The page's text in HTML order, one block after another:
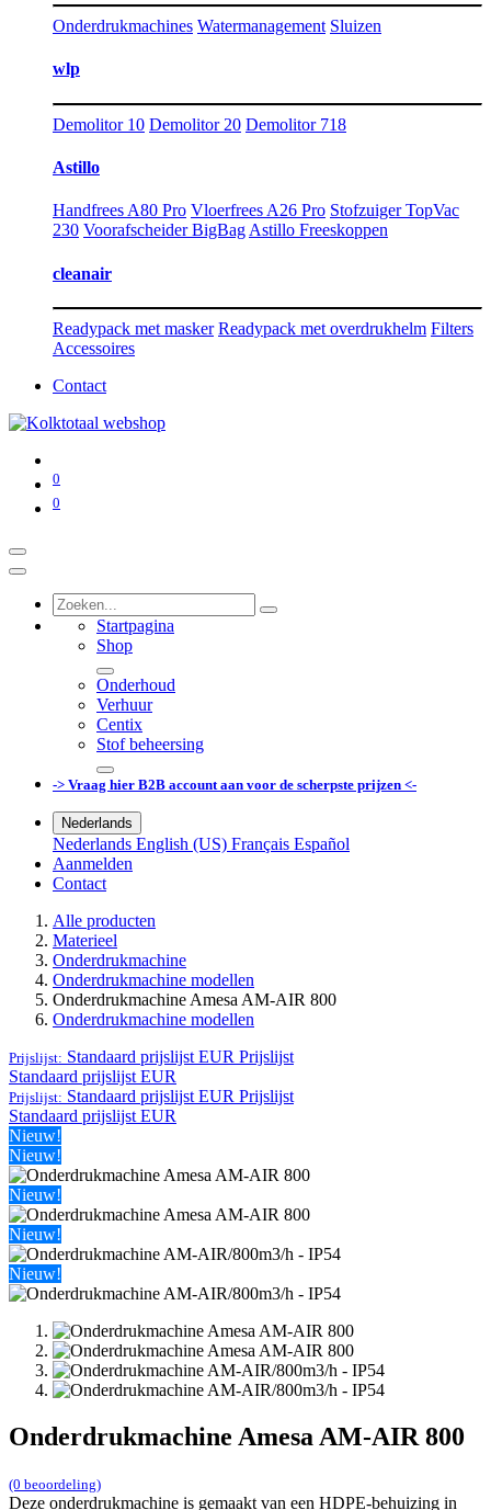
Onderdrukmachines Watermanagement Sluizen
wlp
Demolitor 10 Demolitor 20 Demolitor 718
Astillo
Handfrees A80 Pro Vloerfrees A26 Pro Stofzuiger TopVac
230 Voorafscheider BigBag Astillo Freeskoppen
cleanair
Readypack met masker Readypack met overdrukhelm Filters
Accessoires
Contact
0
0
Startpagina
Shop
Onderhoud
Verhuur
Centix
Stof beheersing
-> Vraag hier B2B account aan voor de scherpste prijzen <-
Nederlands
Nederlands English (US) Français Español
Aanmelden
Contact
Alle producten
Materieel
Onderdrukmachine
Onderdrukmachine modellen
Onderdrukmachine Amesa AM-AIR 800
Onderdrukmachine modellen
Prijslijst: Standaard prijslijst EUR Prijslijst
Standaard prijslijst EUR
Prijslijst: Standaard prijslijst EUR Prijslijst
Standaard prijslijst EUR
Nieuw!
Nieuw!
Nieuw!
Nieuw!
Nieuw!
Onderdrukmachine Amesa AM-AIR 800
(0 beoordeling)
Deze onderdrukmachine is gemaakt van een HDPE-behuizing in